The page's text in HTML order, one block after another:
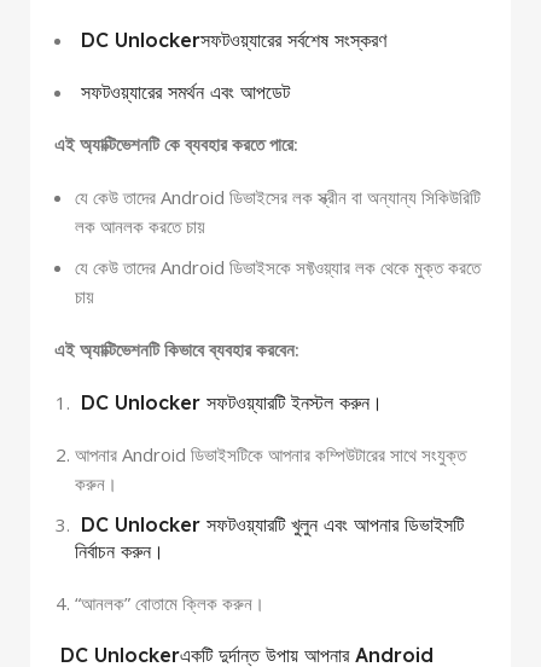
DC Unlockerসফটওয়্যারের সর্বশেষ সংস্করণ
সফটওয়্যারের সমর্থন এবং আপডেট
এই অ্যাক্টিভেশনটি কে ব্যবহার করতে পারে:
যে কেউ তাদের Android ডিভাইসের লক স্ক্রীন বা অন্যান্য সিকিউরিটি
লক আনলক করতে চায়
যে কেউ তাদের Android ডিভাইসকে সফ্টওয়্যার লক থেকে মুক্ত করতে
চায়
এই অ্যাক্টিভেশনটি কিভাবে ব্যবহার করবেন:
DC Unlocker সফটওয়্যারটি ইনস্টল করুন।
আপনার Android ডিভাইসটিকে আপনার কম্পিউটারের সাথে সংযুক্ত
করুন।
DC Unlocker সফটওয়্যারটি খুলুন এবং আপনার ডিভাইসটি
নির্বাচন করুন।
“আনলক” বোতামে ক্লিক করুন।
DC Unlockerএকটি দুর্দান্ত উপায় আপনার Android